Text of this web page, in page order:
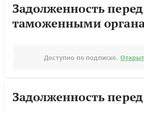
Задолженность перед
таможенными
Доступно по подписке.
Задолженность